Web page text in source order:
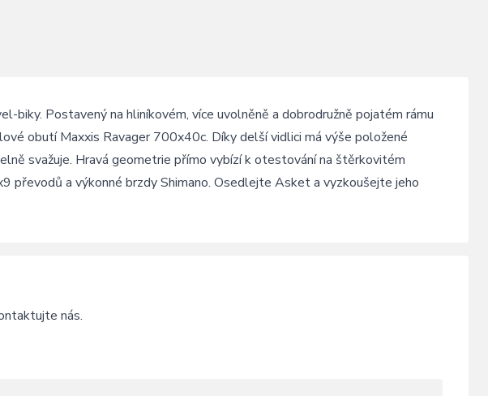
biky. Postavený na hliníkovém, více uvolněně a dobrodružně pojatém rámu
obutí Maxxis Ravager 700x40c. Díky delší vidlici má výše položené
svažuje. Hravá geometrie přímo vybízí k otestování na štěrkovitém
převodů a výkonné brzdy Shimano. Osedlejte Asket a vyzkoušejte jeho
nás.